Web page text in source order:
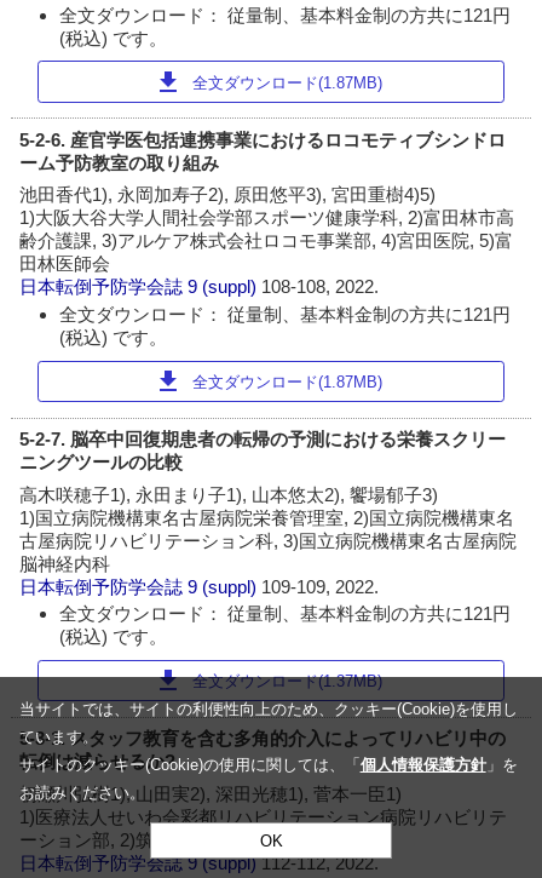
全文ダウンロード： 従量制、基本料金制の方共に121円
(税込) です。
download 全文ダウンロード(1.87MB)
5-2-6. 産官学医包括連携事業におけるロコモティブシンドロ
ーム予防教室の取り組み
池田香代1), 永岡加寿子2), 原田悠平3), 宮田重樹4)5)
1)大阪大谷大学人間社会学部スポーツ健康学科, 2)富田林市高
齢介護課, 3)アルケア株式会社ロコモ事業部, 4)宮田医院, 5)富
田林医師会
日本転倒予防学会誌 9 (suppl) 108-108, 2022.
全文ダウンロード： 従量制、基本料金制の方共に121円
(税込) です。
download 全文ダウンロード(1.87MB)
5-2-7. 脳卒中回復期患者の転帰の予測における栄養スクリー
ニングツールの比較
高木咲穂子1), 永田まり子1), 山本悠太2), 饗場郁子3)
1)国立病院機構東名古屋病院栄養管理室, 2)国立病院機構東名
古屋病院リハビリテーション科, 3)国立病院機構東名古屋病院
脳神経内科
日本転倒予防学会誌 9 (suppl) 109-109, 2022.
全文ダウンロード： 従量制、基本料金制の方共に121円
(税込) です。
download 全文ダウンロード(1.37MB)
5-3-1. スタッフ教育を含む多角的介入によってリハビリ中の
転倒は減らせるか?
初瀬川弘樹1), 山田実2), 深田光穂1), 菅本一臣1)
1)医療法人せいわ会彩都リハビリテーション病院リハビリテ
ーション部, 2)筑波大学人間系
日本転倒予防学会誌 9 (suppl)112-112, 2022.
当サイトでは、サイトの利便性向上のため、クッキー(Cookie)を使用し
ています。
サイトのクッキー(Cookie)の使用に関しては、「 個人情報保護方針」を
お読みください。
OK